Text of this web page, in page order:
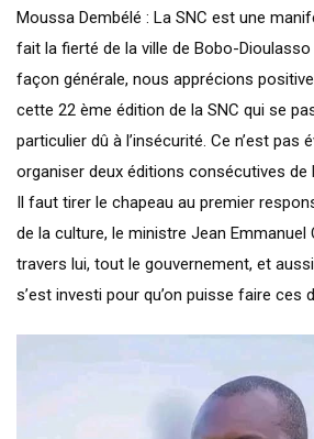
Moussa Dembélé : La SNC est une
fait la fierté de la ville de Bobo-Dioulasso
façon générale, nous apprécions
cette 22 ème édition de la SNC qui se
particulier dû à l’insécurité. Ce n’est pas
organiser deux éditions consécutives de
Il faut tirer le chapeau au premier
de la culture, le ministre Jean Emmanuel
travers lui, tout le gouvernement, et
s’est investi pour qu’on puisse faire ces